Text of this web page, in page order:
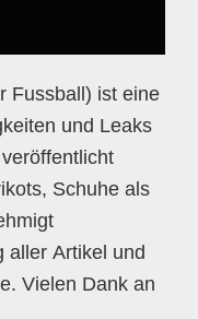
Fussball) ist eine
und Leaks
Schuhe als
aller Artikel und
Vielen Dank an